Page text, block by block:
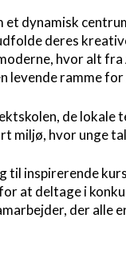
et dynamisk
deres
hvor alt
levende ramme
de lokale
hvor unge
til inspirerende
at deltage i
der alle